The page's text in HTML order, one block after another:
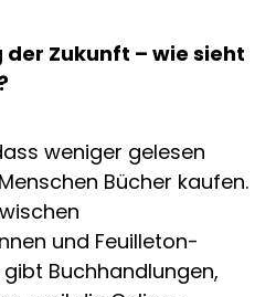
Zukunft – wie sieht
weniger gelesen
Bücher kaufen.
und Feuilleton-
Buchhandlungen,